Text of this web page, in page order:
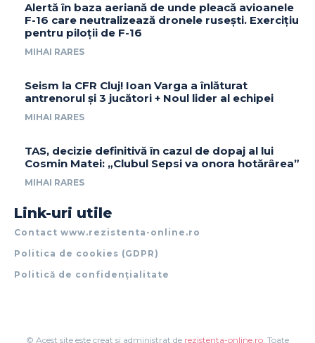
Alertă în baza aeriană de unde pleacă avioanele
F-16 care neutralizează dronele rusești. Exercițiu
pentru piloții de F-16
MIHAI RARES
Seism la CFR Cluj! Ioan Varga a înlăturat
antrenorul și 3 jucători + Noul lider al echipei
MIHAI RARES
TAS, decizie definitivă în cazul de dopaj al lui
Cosmin Matei: „Clubul Sepsi va onora hotărârea”
MIHAI RARES
Link-uri utile
Contact www.rezistenta-online.ro
Politica de cookies (GDPR)
Politică de confidențialitate
© Acest site este creat si administrat de rezistenta-online.ro. Toate